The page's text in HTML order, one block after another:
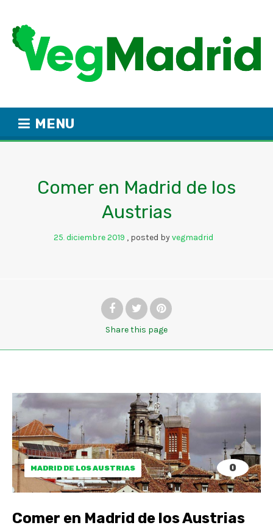
MENU
Comer en Madrid de los
Austrias
25. diciembre2019 posted byvegmadrid
Sharethis page
MADRID DE LOS AUSTRIAS 0
Comer en Madrid de los Austrias